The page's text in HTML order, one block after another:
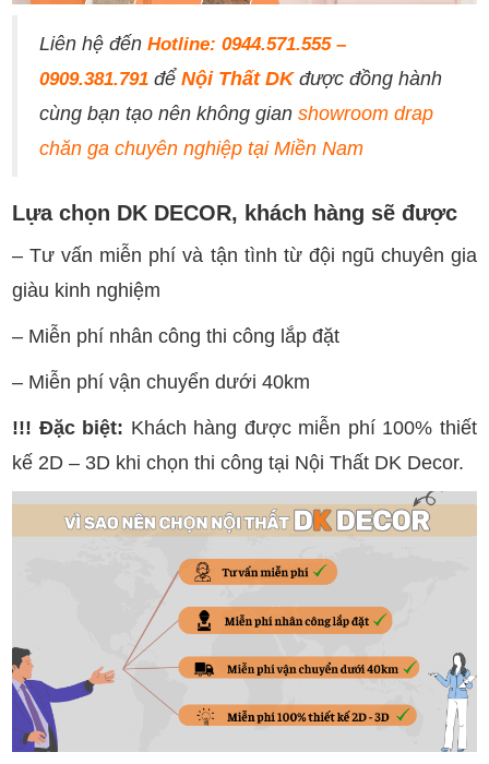
Liên hệ đếnHotline: 0944.571.555 –
0909.381.791 đểNội Thất DKđược đồng hành
cùng bạn tạo nên không gianshowroom drap
chăn ga chuyên nghiệp tại Miền Nam
Lựa chọn DK DECOR, khách hàng sẽ được
– Tư vấn miễn phí và tận tình từ đội ngũ chuyên gia
giàu kinh nghiệm
– Miễn phí nhân công thi công lắp đặt
– Miễn phí vận chuyển dưới 40km
!!! Đặc biệt: Khách hàng được miễn phí 100% thiết
kế 2D – 3D khi chọn thi công tại Nội Thất DK Decor.